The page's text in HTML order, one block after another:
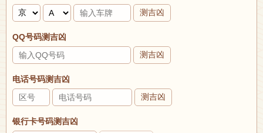
测吉凶
QQ号码测吉凶
测吉凶
电话号码测吉凶
测吉凶
银行卡号码测吉凶